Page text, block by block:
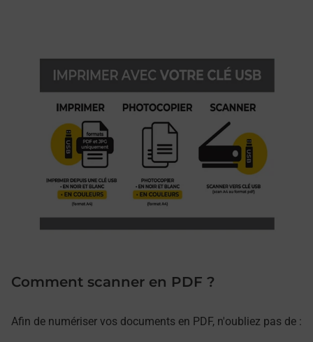
Comment scanner en PDF ?
Afin de numériser vos documents en PDF, n'oubliez pas de :